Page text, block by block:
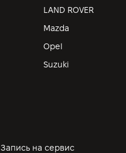
LAND ROVER
Mazda
Opel
Suzuki
Запись на сервис